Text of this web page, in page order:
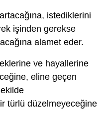
artacağına, istediklerini
işinden gerekse
alamet eder.
ve hayallerine
eline geçen
türlü düzelmeyeceğine